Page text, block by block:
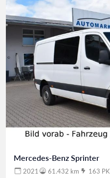
Mercedes-Benz Sprinter
2021 61.432 km 163 PK